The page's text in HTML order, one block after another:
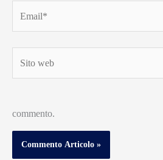
web
commento.